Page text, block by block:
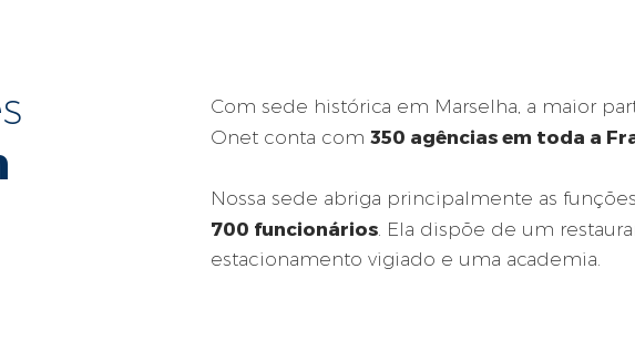
Com sede histórica em Marselha, a maior
Onet conta com 350 agências em toda a
Nossa sede abriga principalmente as
700 funcionários. Ela dispõe de um
estacionamento vigiado e uma academia.